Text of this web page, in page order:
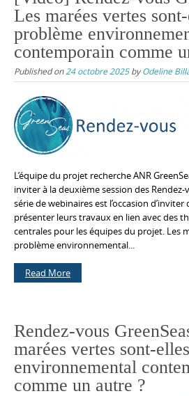
Les marées vertes
problème
contemporain comme
Published on24 octobre 2025byOdeline
L’équipe du projet recherche ANR
inviter à la deuxième session des Rendez-
série de webinaires est l’occasion
présenter leurs travaux en lien avec des
centrales pour les équipes du projet. Les
problème environnemental...
Read More
Rendez-vous
marées vertes sont-
environnemental
comme un autre ?